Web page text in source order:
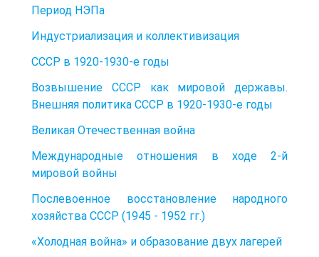
Период НЭПа
Индустриализация и коллективизация
СССР в 1920-1930-е годы
Возвышение СССР как мировой державы.
Внешняя политика СССР в 1920-1930-е годы
Великая Отечественная война
Международные отношения в ходе 2-й
мировой войны
Послевоенное восстановление народного
хозяйства СССР (1945 - 1952 гг.)
«Холодная война» и образование двух лагерей